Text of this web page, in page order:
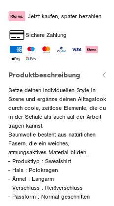
Jetzt kaufen, später bezahlen.
Sichere Zahlung
Produktbeschreibung
Setze deinen individuellen Style in
Szene und ergänze deinen Alltagslook
durch coole, zeitlose Elemente, die du
in der Schule als auch auf der Arbeit
tragen kannst.
Baumwolle besteht aus natürlichen
Fasern, die ein weiches,
atmungsaktives Material bilden.
- Produkttyp : Sweatshirt
- Hals : Polokragen
- Ärmel : Langarm
- Verschluss : Reißverschluss
- Passform : Normal geschnitten